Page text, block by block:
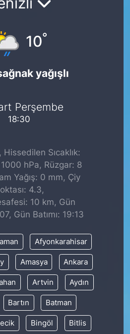
10°
yağışlı
Perşembe
18:30
Sıcaklık:
1000 hPa, Rüzgar: 8
Yağış: 0 mm, Çiy
4.3,
10 km, Gün
Gün Batımı: 19:13
Afyonkarahisar
Amasya Ankara
Artvin Aydın
Bartın Batman
Bingöl Bitlis